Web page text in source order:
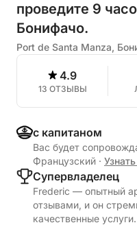
проведите 9
Бонифачо.
Port de Santa Manza,
4.9
13 ОТЗЫВЫ
с капитаном
Вас будет
Французский ·
Cупервладелец
Frederic — опытный
отзывами, и он
качественные услуги.